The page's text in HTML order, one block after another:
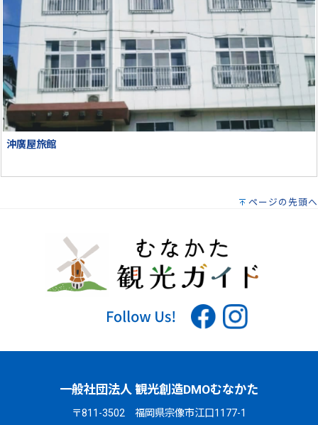
沖廣屋旅館
ページの先頭へ
一般社団法人 観光創造DMOむなかた
〒811-3502 福岡県宗像市江口1177-1